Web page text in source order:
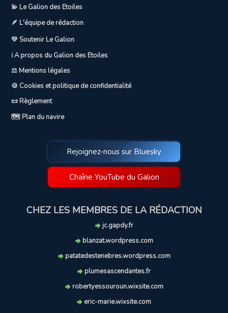
💫 Le Galion des Etoiles
🪶 L'équipe de rédaction
💛 Soutenir Le Galion
ℹ️ A propos du Galion des Etoiles
⚖️ Mentions légales
🍪 Cookies et politique de confidentialité
📜 Règlement
🗺️ Plan du navire
Rejoignez-nous sur Bluesky
Chaîne YouTube du Galion
CHEZ LES MEMBRES DE LA RÉDACTION
jc.gapdy.fr
blanzat.wordpress.com
patatedestenebres.wordpress.com
plumesascendantes.fr
robertyessouroun.wixsite.com
eric-marie.wixsite.com